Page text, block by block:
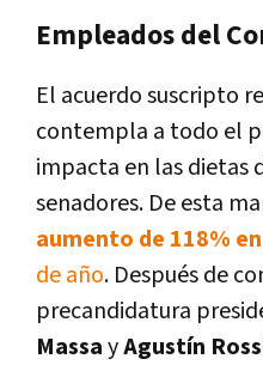
Empleados del
El acuerdo suscripto
contempla a todo el
impacta en las dietas
senadores. De esta
aumento de 118%
de año. Después de
precandidatura
MassayAgustín